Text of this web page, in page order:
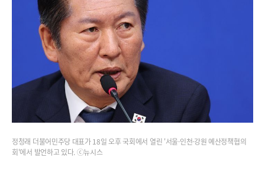
정청래 더불어민주당 대표가 18일 오후 국회에서 열린 '서울·인천·강원 예산정책협의
회'에서 발언하고 있다. ⓒ뉴시스